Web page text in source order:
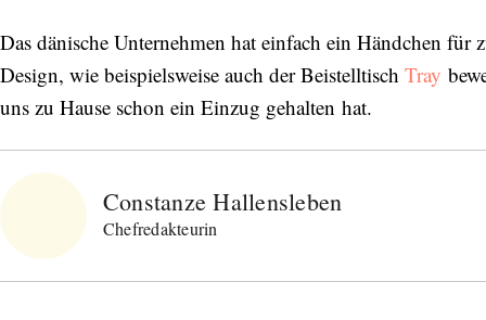
Das dänische Unternehmen hat einfach ein Händchen für
Design, wie beispielsweise auch der Beistelltisch Tray
uns zu Hause schon ein Einzug gehalten hat.
Constanze Hallensleben
Chefredakteurin